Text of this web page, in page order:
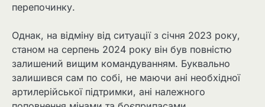
перепочинку.
Однак, на відміну від ситуації з січня 2023 року,
станом на серпень 2024 року він був повністю
залишений вищим командуванням. Буквально
залишився сам по собі, не маючи ані необхідної
артилерійської підтримки, ані належного